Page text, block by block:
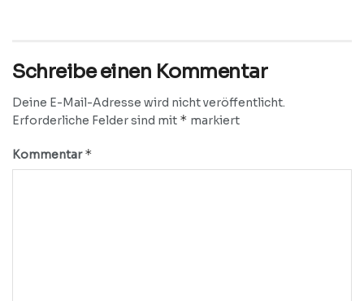
Schreibe einen Kommentar
Deine E-Mail-Adresse wird nicht veröffentlicht.
Erforderliche Felder sind mit * markiert
Kommentar*